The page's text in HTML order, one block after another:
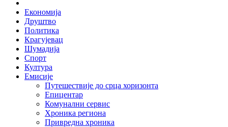
Економија
Друштво
Политика
Крагујевац
Шумадија
Спорт
Култура
Емисије
Путешествије до срца хоризонта
Епицентар
Комунални сервис
Хроника региона
Привредна хроника